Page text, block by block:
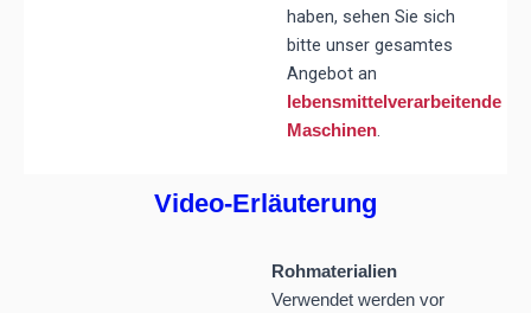
haben, sehen Sie sich
bitte unser gesamtes
Angebot an
lebensmittelverarbeitende
Maschinen.
Video-Erläuterung
Rohmaterialien
Verwendet werden vor